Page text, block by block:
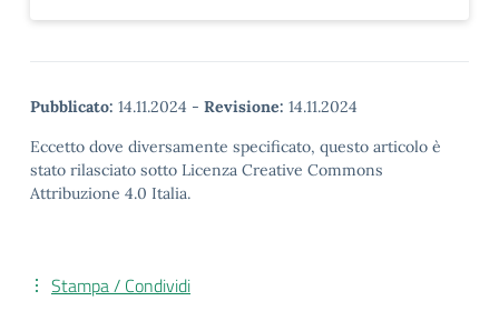
Pubblicato: 14.11.2024 - Revisione: 14.11.2024
Eccetto dove diversamente specificato, questo articolo è
stato rilasciato sotto Licenza Creative Commons
Attribuzione 4.0 Italia.
Stampa / Condividi